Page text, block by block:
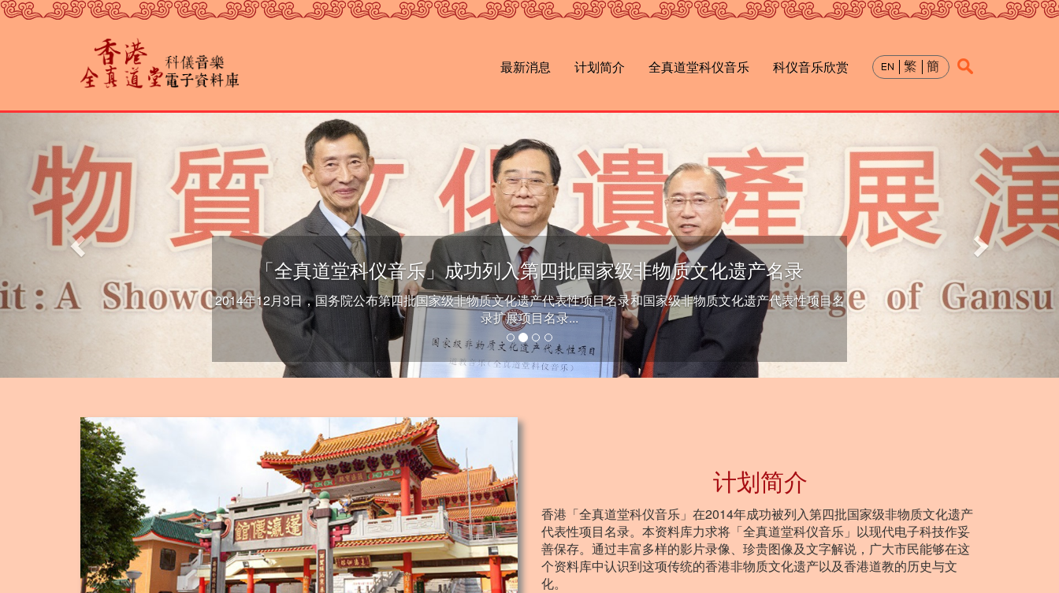
跳
容
最新消息 计划简介 全真道堂科仪音乐 科仪音乐欣赏
「全真道堂科仪音乐」成功列入第四批国家级非物质文化遗产名录
2014年12月3日，国务院公布第四批国家级非物质文化遗产代表性项目名录和国家级非物质文化遗产代表性项目名
录扩展项目名录...
一
个
下
一
个
计划简介
香港「全真道堂科仪音乐」在2014年成功被列入第四批国家级非物质文化遗产
代表性项目名录。本资料库力求将「全真道堂科仪音乐」以现代电子科技作妥
善保存。通过丰富多样的影片录像、珍贵图像及文字解说，广大市民能够在这
个资料库中认识到这项传统的香港非物质文化遗产以及香港道教的历史与文
化。